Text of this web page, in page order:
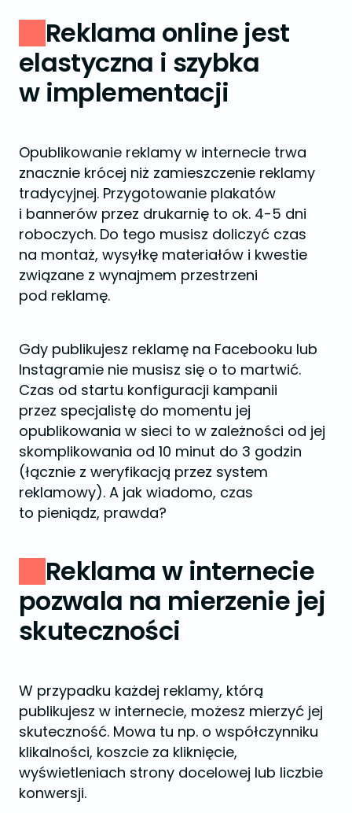
Reklama online jest
elastyczna i szybka
w implementacji
Opublikowanie reklamy w internecie trwa
znacznie krócej niż zamieszczenie reklamy
tradycyjnej. Przygotowanie plakatów
i bannerów przez drukarnię to ok. 4-5 dni
roboczych. Do tego musisz doliczyć czas
na montaż, wysyłkę materiałów i kwestie
związane z wynajmem przestrzeni
pod reklamę.
Gdy publikujesz reklamę na Facebooku lub
Instagramie nie musisz się o to martwić.
Czas od startu konfiguracji kampanii
przez specjalistę do momentu jej
opublikowania w sieci to w zależności od jej
skomplikowania od 10 minut do 3 godzin
(łącznie z weryfikacją przez system
reklamowy). A jak wiadomo, czas
to pieniądz, prawda?
Reklama w internecie
pozwala na mierzenie jej
skuteczności
W przypadku każdej reklamy, którą
publikujesz w internecie, możesz mierzyć jej
skuteczność. Mowa tu np. o współczynniku
klikalności, koszcie za kliknięcie,
wyświetleniach strony docelowej lub liczbie
konwersji.